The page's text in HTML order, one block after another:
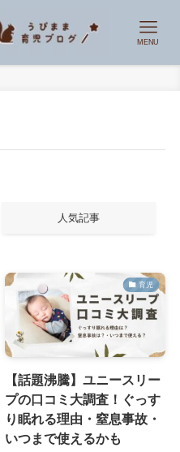
MENU
人気記事
育児
【話題沸騰】ユニースリー
プの口コミ大調査！ぐっす
り眠れる理由・窒息事故・
いつまで使えるかも